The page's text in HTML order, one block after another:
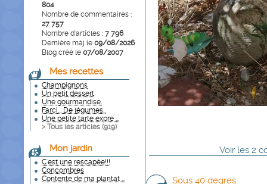
804
Nombre de commentaires :
27 757
Nombre d'articles : 7 796
Dernière màj le 09/08/2026
Blog créé le 07/08/2007
Mes recettes
Champignons
Un petit dessert
Une gourmandise.
Farci... De légumes..
Une petite tarte expre ...
> Tous les articles (919)
Mon jardin
C'est une rescapée!!!
Concombres
Contente de ma plantat ...
Voir les 2
Sous 40 degres